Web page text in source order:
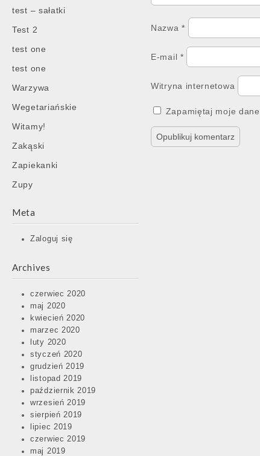
test – sałatki
Test 2
test one
test one
Warzywa
Wegetariańskie
Witamy!
Zakąski
Zapiekanki
Zupy
Meta
Zaloguj się
Archives
czerwiec 2020
maj 2020
kwiecień 2020
marzec 2020
luty 2020
styczeń 2020
grudzień 2019
listopad 2019
październik 2019
wrzesień 2019
sierpień 2019
lipiec 2019
czerwiec 2019
maj 2019
Nazwa*
E-mail *
Witryna internetowa
Zapamiętaj moje